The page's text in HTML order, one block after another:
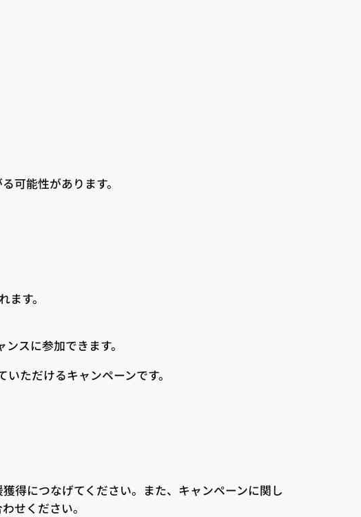
可能性があります。
ます。
スに参加できます。
ただけるキャンペーンです。
得につなげてください。また、キャンペーンに関し
せください。